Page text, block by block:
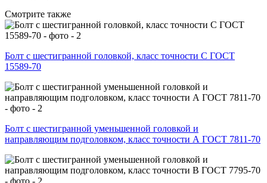
Смотрите также
Болт с шестигранной головкой, класс точности С ГОСТ
15589-70
Болт с шестигранной уменьшенной головкой и
направляющим подголовком, класс точности А ГОСТ 7811-70